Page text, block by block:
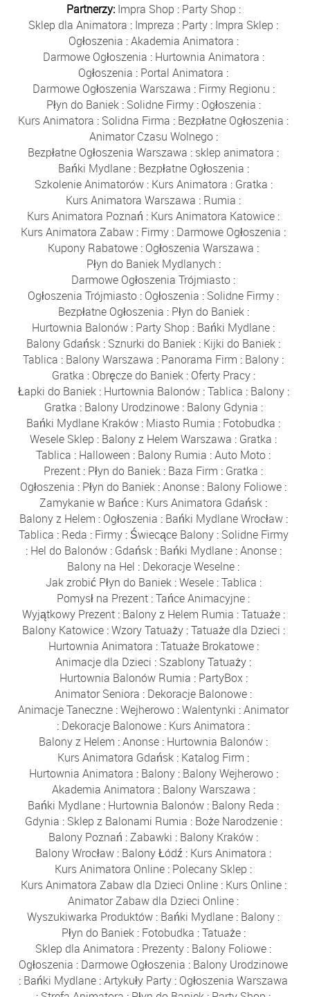
Partnerzy: Impra Shop : Party Shop :
Sklep dla Animatora : Impreza : Party : Impra Sklep :
Ogłoszenia :Akademia Animatora :
Darmowe Ogłoszenia : Hurtownia Animatora :
Ogłoszenia : Portal Animatora :
Darmowe Ogłoszenia Warszawa : Firmy Regionu :
Płyn do Baniek: Solidne Firmy: Ogłoszenia :
Kurs Animatora : Solidna Firma : Bezpłatne Ogłoszenia :
Animator Czasu Wolnego:
Bezpłatne Ogłoszenia Warszawa : sklep animatora :
Bańki Mydlane: Bezpłatne Ogłoszenia :
Szkolenie Animatorów: Kurs Animatora : Gratka :
Kurs Animatora Warszawa : Rumia :
Kurs Animatora Poznań : Kurs Animatora Katowice :
Kurs Animatora Zabaw : Firmy : Darmowe Ogłoszenia :
Kupony Rabatowe : Ogłoszenia Warszawa :
Płyn do Baniek Mydlanych :
Darmowe Ogłoszenia Trójmiasto :
Ogłoszenia Trójmiasto : Ogłoszenia : Solidne Firmy :
Bezpłatne Ogłoszenia : Płyn do Baniek:
Hurtownia Balonów : Party Shop : Bańki Mydlane :
Balony Gdańsk : Sznurki do Baniek : Kijki do Baniek :
Tablica : Balony Warszawa : Panorama Firm : Balony :
Gratka : Obręcze do Baniek: Oferty Pracy:
Łapki do Baniek: Hurtownia Balonów:Tablica : Balony:
Gratka : Balony Urodzinowe: Balony Gdynia :
Bańki Mydlane Kraków : Miasto Rumia : Fotobudka :
Wesele Sklep : Balony z Helem Warszawa : Gratka :
Tablica : Halloween : Balony Rumia :Auto Moto :
Prezent : Płyn do Baniek : Baza Firm : Gratka :
Ogłoszenia : Płyn do Baniek :Anonse : Balony Foliowe :
Zamykanie w Bańce : Kurs Animatora Gdańsk :
Balony z Helem : Ogłoszenia : Bańki Mydlane Wrocław:
Tablica : Reda : Firmy: Świecące Balony: Solidne Firmy
: Hel do Balonów: Gdańsk: Bańki Mydlane:Anonse:
Balony na Hel : Dekoracje Weselne :
Jak zrobić Płyn do Baniek:Wesele:Tablica :
Pomysł na Prezent :Tańce Animacyjne :
Wyjątkowy Prezent: Balony z Helem Rumia :Tatuaże:
Balony Katowice:Wzory Tatuaży:Tatuaże dla Dzieci :
Hurtownia Animatora :Tatuaże Brokatowe:
Animacje dla Dzieci : Szablony Tatuaży :
Hurtownia Balonów Rumia : PartyBox:
Animator Seniora : Dekoracje Balonowe :
Animacje Taneczne :Wejherowo :Walentynki :Animator
: Dekoracje Balonowe : Kurs Animatora :
Balony z Helem :Anonse : Hurtownia Balonów :
Kurs Animatora Gdańsk : Katalog Firm :
Hurtownia Animatora : Balony: Balony Wejherowo:
Akademia Animatora : Balony Warszawa :
Bańki Mydlane : Hurtownia Balonów : Balony Reda :
Gdynia : Sklep z Balonami Rumia : Boże Narodzenie:
Balony Poznań :Zabawki : Balony Kraków :
Balony Wrocław : Balony Łódź : Kurs Animatora :
Kurs Animatora Online : Polecany Sklep :
Kurs Animatora Zabaw dla Dzieci Online: Kurs Online:
Animator Zabaw dla Dzieci Online :
Wyszukiwarka Produktów : Bańki Mydlane : Balony :
Płyn do Baniek: Fotobudka :Tatuaże:
Sklep dla Animatora : Prezenty : Balony Foliowe :
Ogłoszenia : Darmowe Ogłoszenia : Balony Urodzinowe
: Bańki Mydlane :Artykuły Party : Ogłoszenia Warszawa